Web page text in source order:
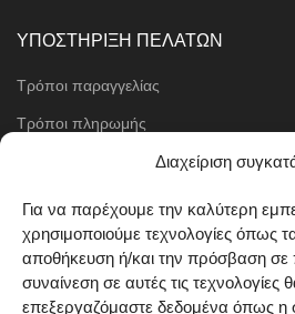
Διαχείριση
Για να παρέχουμε την καλύτερη
χρησιμοποιούμε τεχνολογίες όπως
αποθήκευση ή/και την πρόσβαση σε
συναίνεση σε αυτές τις τεχνολογίες
επεξεργαζόμαστε δεδομένα όπως η
ΥΠΟΣΤΗΡΙΞΗ ΠΕΛΑΤΩΝ
Τρόποι παραγγελίας
Τρόποι πληρωμής
Μέθοδοι αποστολής
Όροι χρήσης
Cookie Policy (EU)